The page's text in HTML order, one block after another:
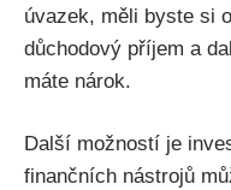
úvazek, měli byste si
důchodový příjem a
máte nárok.
Další možností je
finančních nástrojů